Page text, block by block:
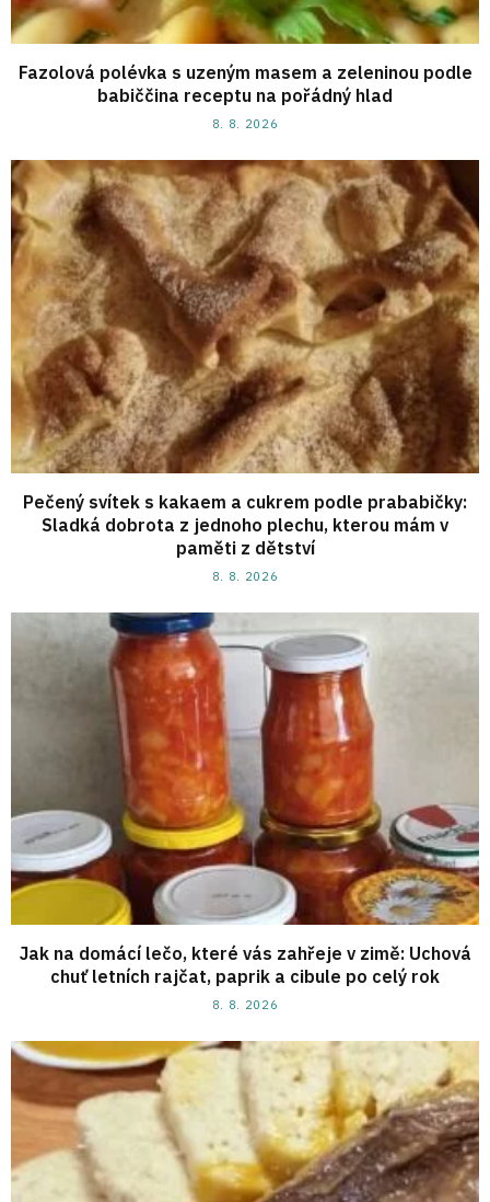
Fazolová polévka s uzeným masem a zeleninou podle
babiččina receptu na pořádný hlad
8. 8. 2026
Pečený svítek s kakaem a cukrem podle prababičky:
Sladká dobrota z jednoho plechu, kterou mám v
paměti z dětství
8. 8. 2026
Jak na domácí lečo, které vás zahřeje v zimě: Uchová
chuť letních rajčat, paprik a cibule po celý rok
8. 8. 2026